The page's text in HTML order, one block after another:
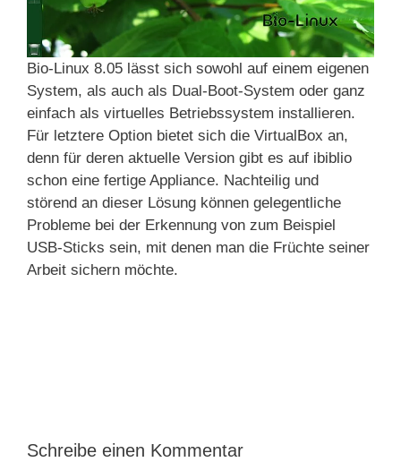
Bio-Linux 8.05 lässt sich sowohl auf einem eigenen
System, als auch als Dual-Boot-System oder ganz
einfach als virtuelles Betriebssystem installieren.
Für letztere Option bietet sich die VirtualBox an,
denn für deren aktuelle Version gibt es auf ibiblio
schon eine fertige Appliance. Nachteilig und
störend an dieser Lösung können gelegentliche
Probleme bei der Erkennung von zum Beispiel
USB-Sticks sein, mit denen man die Früchte seiner
Arbeit sichern möchte.
Schreibe einen Kommentar